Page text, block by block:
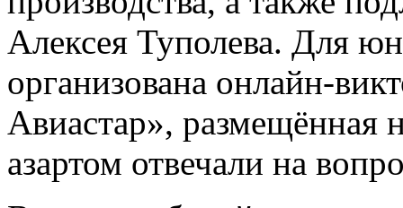
Алексея Туполева. Для
организована онлайн-
Авиастар», размещённая
азартом отвечали на